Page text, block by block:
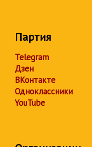
Партия
Telegram
Дзен
ВКонтакте
Одноклассники
YouTube